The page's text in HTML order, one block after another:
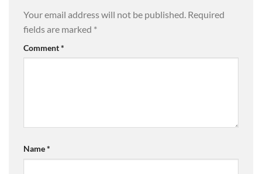
Your email address will not be published. Required
fields are marked *
Comment*
Name*